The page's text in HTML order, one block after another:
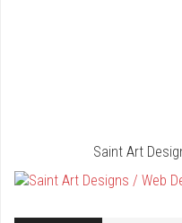
Saint Art